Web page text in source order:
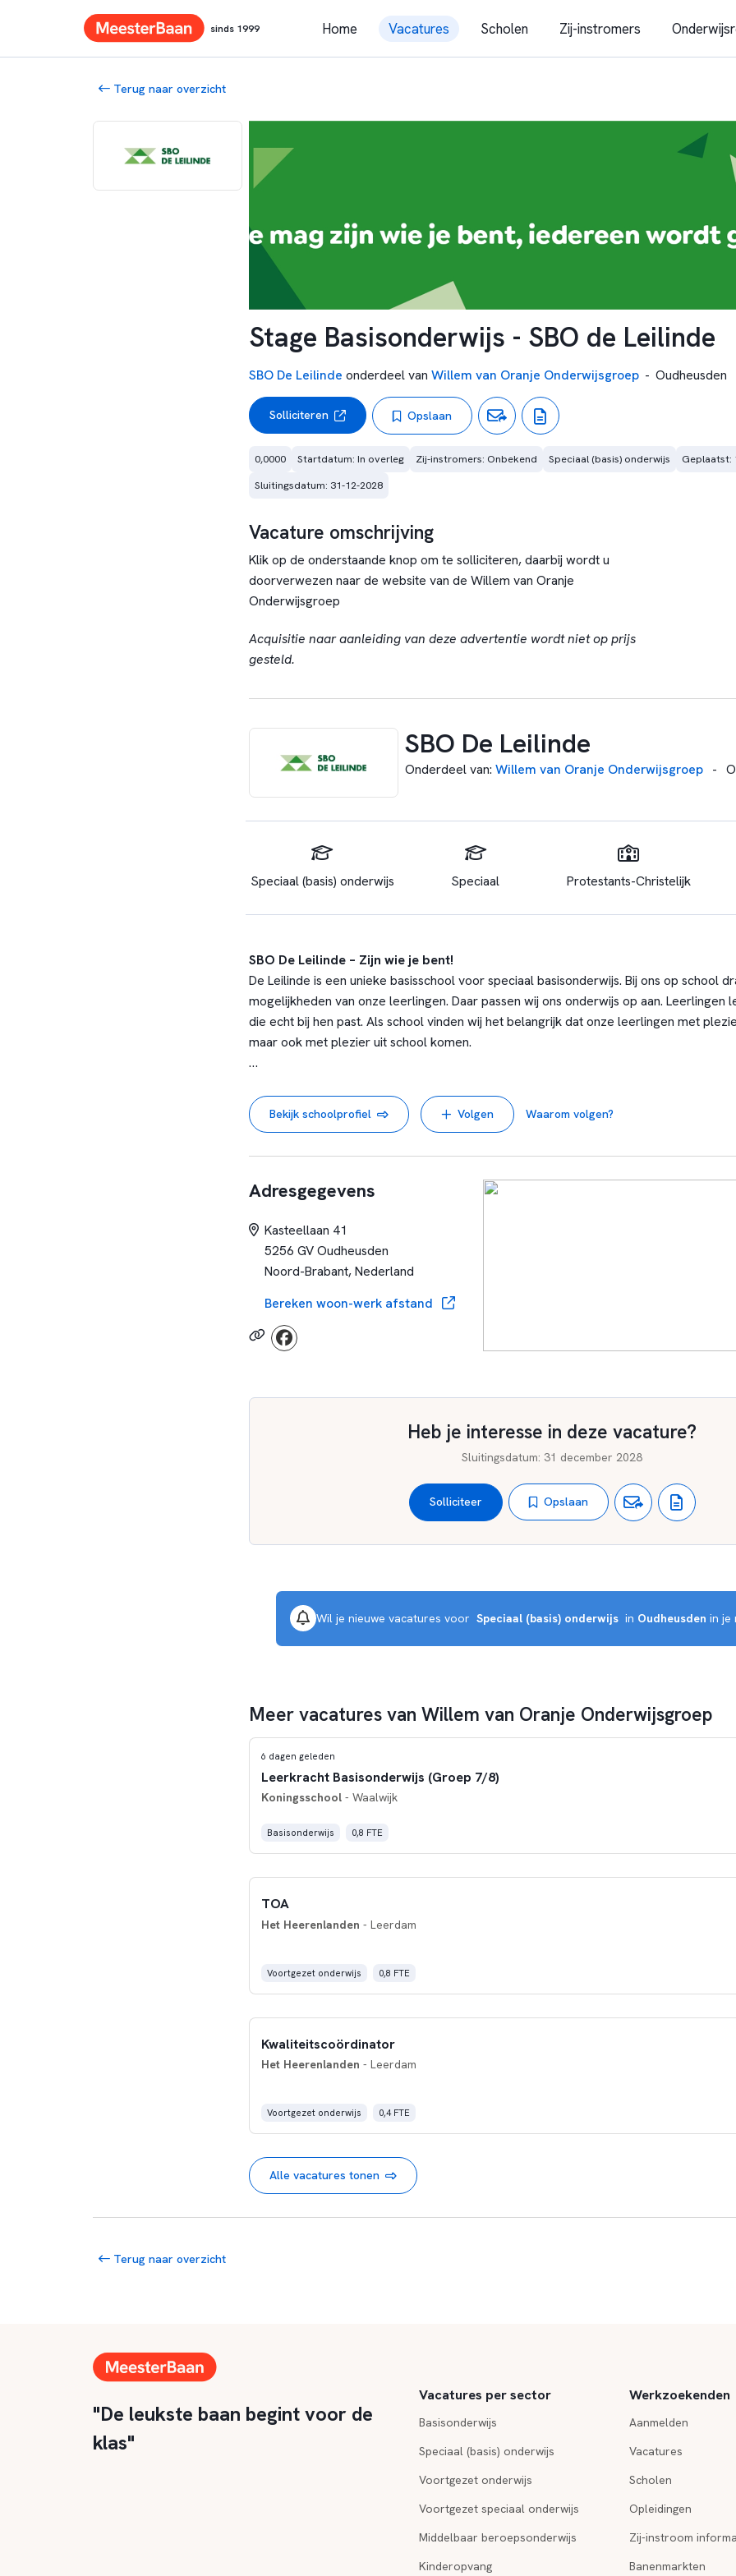
sinds 1999 Home Vacatures Scholen Zij-instromers
Terug naar overzicht
Stage Basisonderwijs - SBO de Leilinde
SBO De Leilinde onderdeel van Willem van Oranje Onderwijsgroep - Oudheusden
Solliciteren Opslaan
0,0000 Startdatum: In overleg Zij-instromers: Onbekend Speciaal (basis) onderwijs
Geplaatst:
Sluitingsdatum: 31-12-2028
Vacature omschrijving
Klik op de onderstaande knop om te solliciteren, daarbij wordt u
doorverwezen naar de website van de Willem van Oranje
Onderwijsgroep
Acquisitie naar aanleiding van deze advertentie wordt niet op prijs
gesteld.
SBO De Leilinde
Onderdeel van: Willem van Oranje Onderwijsgroep -
Speciaal (basis) onderwijs Speciaal Protestants-Christelijk
SBO De Leilinde – Zijn wie je bent!
De Leilinde is een unieke basisschool voor speciaal basisonderwijs. Bij ons op school
mogelijkheden van onze leerlingen. Daar passen wij ons onderwijs op aan. Leerlingen
die echt bij hen past. Als school vinden wij het belangrijk dat onze leerlingen met
maar ook met plezier uit school komen.
basisschool onvoldoende beantwoord kunnen worden. We hebben de missie dat al
alle gebieden zo goed mogelijk gaan ontwikkelen. Hierbij hebben we een
Bekijk schoolprofiel Volgen Waarom volgen?
Adresgegevens
Kasteellaan 41
5256 GV Oudheusden
Noord-Brabant, Nederland
Bereken woon-werk afstand
Heb je interesse in deze vacature?
Sluitingsdatum: 31 december 2028
Solliciteer Opslaan
Wil je nieuwe vacatures voor Speciaal (basis) onderwijs in Oudheusden in je
Meer vacatures van Willem van Oranje Onderwijsgroep
6 dagen geleden
Leerkracht Basisonderwijs (Groep 7/8)
Koningsschool- Waalwijk
Basisonderwijs 0,8 FTE
TOA
Het Heerenlanden - Leerdam
Voortgezet onderwijs 0,8 FTE
Kwaliteitscoördinator
Het Heerenlanden - Leerdam
Voortgezet onderwijs 0,4 FTE
Alle vacatures tonen
Terug naar overzicht
"De leukste baan begint voor de
klas"
Vacatures per sector
Basisonderwijs
Speciaal (basis) onderwijs
Voortgezet onderwijs
Voortgezet speciaal onderwijs
Middelbaar beroepsonderwijs
Kinderopvang
Werkzoekenden
Aanmelden
Vacatures
Scholen
Opleidingen
Zij-instroom
Banenmarkten